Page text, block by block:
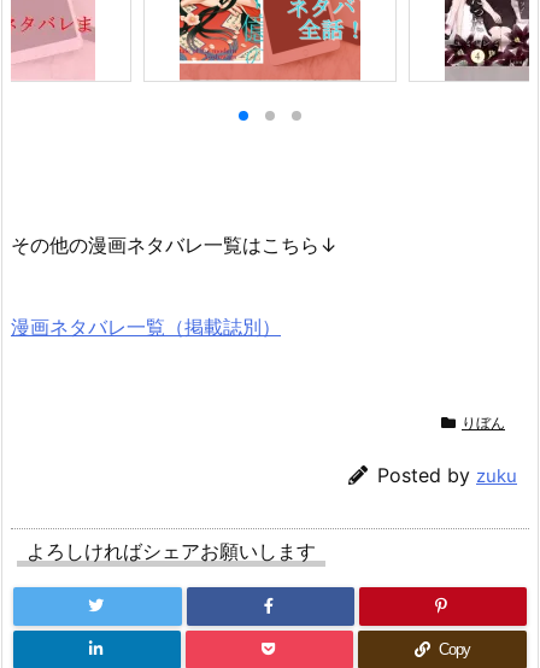
その他の漫画ネタバレ一覧はこちら↓
漫画ネタバレ一覧（掲載誌別）
りぼん
Posted by zuku
よろしければシェアお願いします
Copy